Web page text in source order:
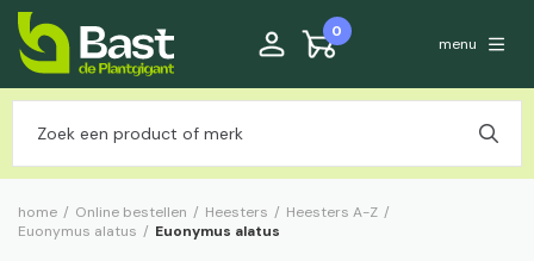
0
menu
home / Online bestellen / Heesters / Heesters A-Z /
Euonymus alatus / Euonymus alatus